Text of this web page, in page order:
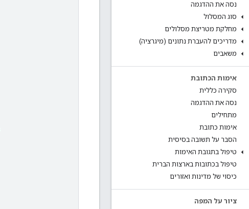
נסה את ההדגמה
סוג המסלול
מחלקת מטריצת מסלולים
מדריכים להעברת נתונים (מיגרציה)
משאבים
אימות הכתובת
סקירה כללית
נסה את ההדגמה
מתחילים
אימות כתובת
הסבר על תשובה בסיסית
טיפול בתגובת האימות
טיפול בכתובות בארצות הברית
כיסוי של מדינות ואזורים
ציור על המפה